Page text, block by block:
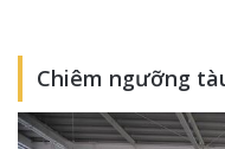
Chiêm ngưỡng